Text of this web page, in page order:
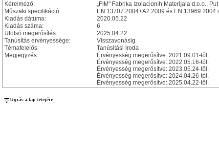
Kérelmező:
„FIM" Fabrika Izolacionih Materijala d.o.o.,
Műszaki specifikáció:
EN 13707:2004+A2:2009 és EN 13969:2004
Kiadás dátuma:
2020.05.22
Kiadás száma:
6
Utolsó megerősítés:
2025.04.22
Tanúsítás érvényessége:
Visszavonásig
Témafelelős:
Tanúsitási Iroda
Megjegyzés:
Érvényesség megerősítve: 2021.09.01-től.
Érvényesség megerősítve: 2022.05.16-tól.
Érvényesség megerősítve: 2023.05.24-től.
Érvényesség megerősítve: 2024.04.26-tól.
Érvényesség megerősítve: 2025.04.22-től.
Ugrás a lap tetejére